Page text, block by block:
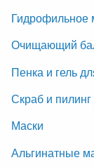
Гидрофильное
Очищающий
Пенка и гель
Скраб и
Маски
Альгинатные